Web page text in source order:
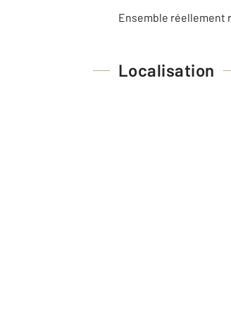
Ensemble réellement
Localisation